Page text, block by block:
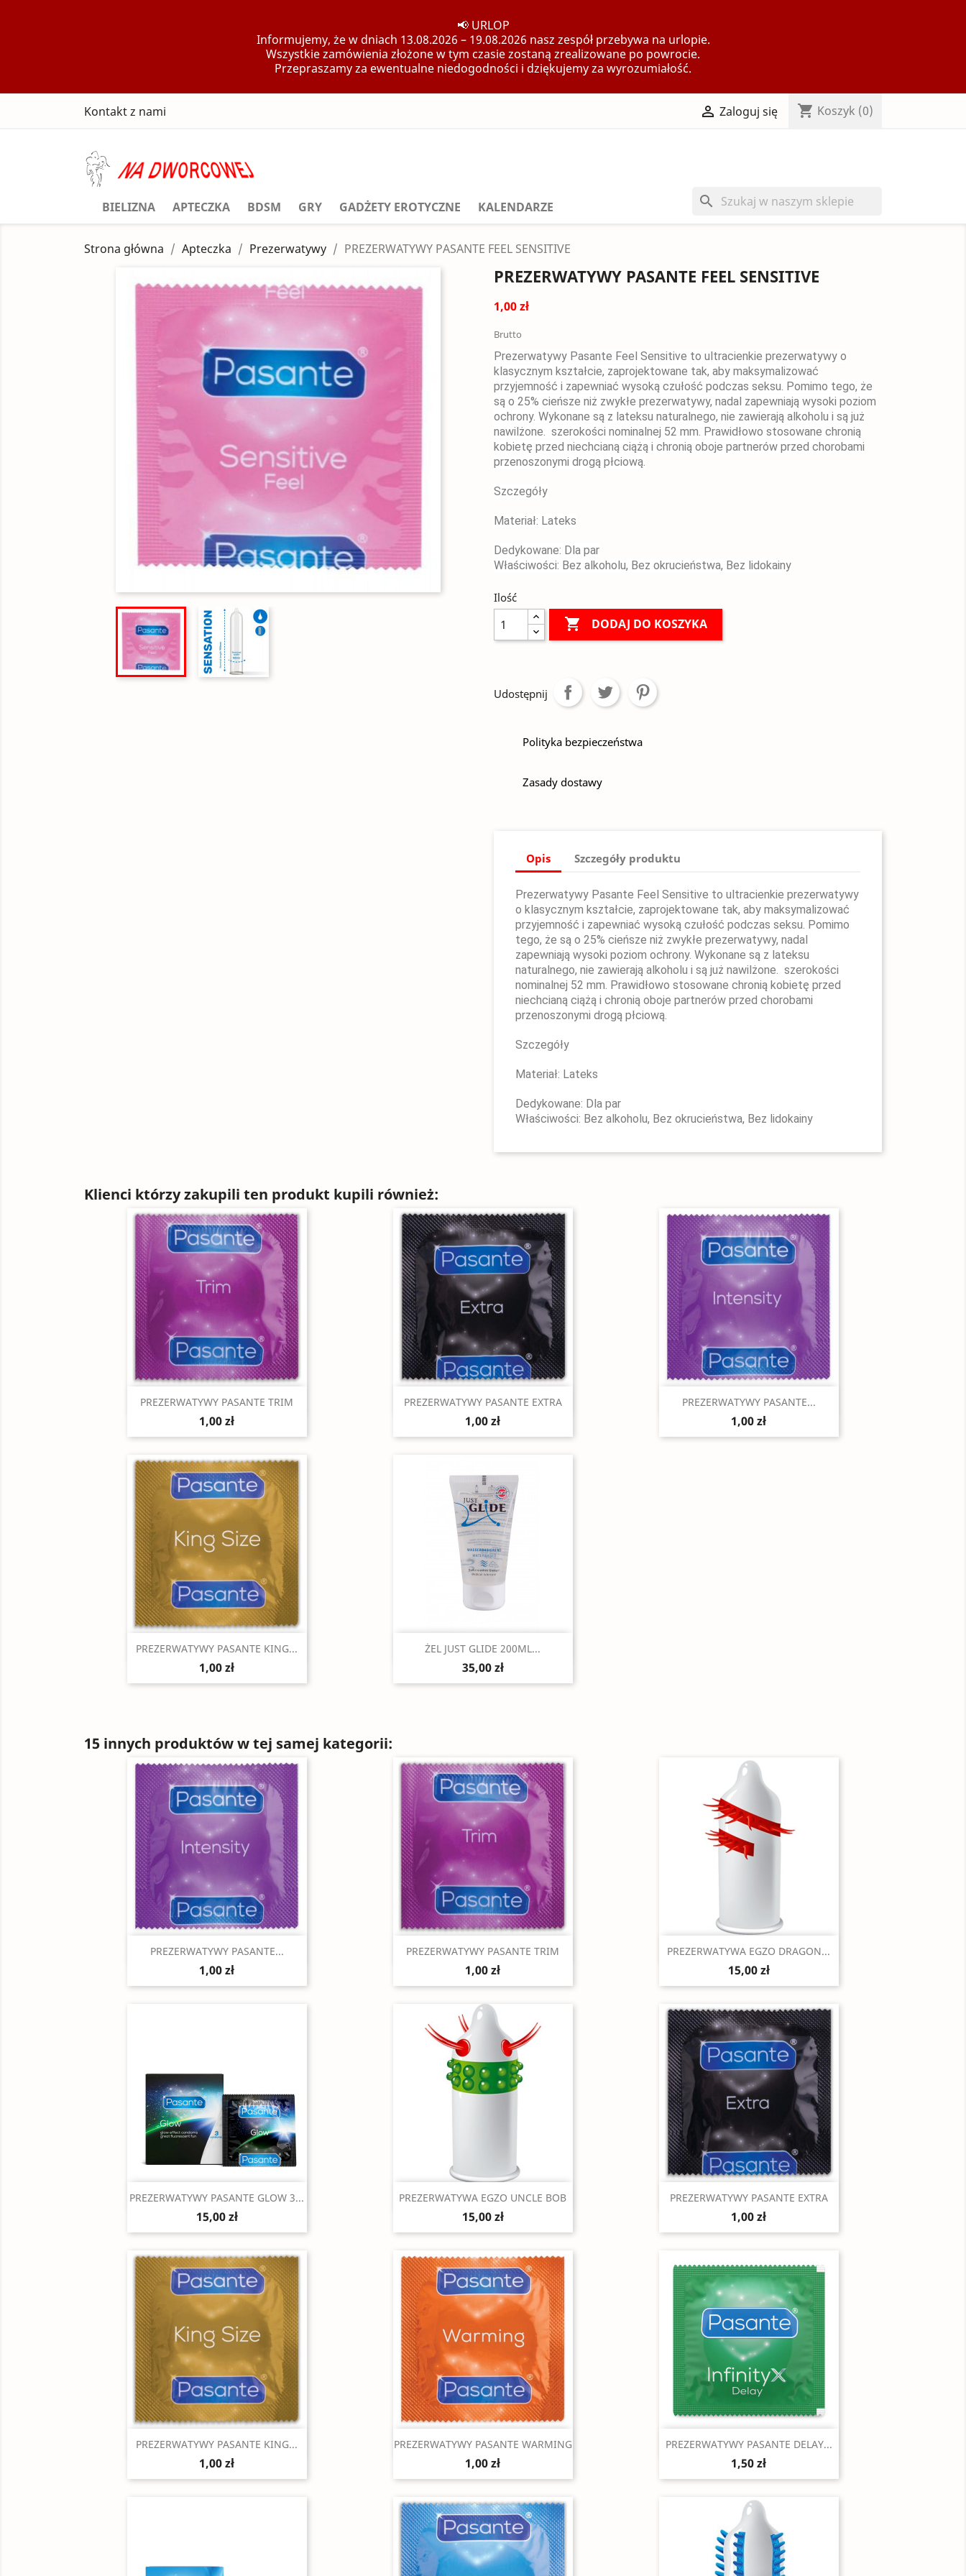
📢 URLOP
Informujemy, że w dniach 13.08.2026 – 19.08.2026 nasz zespół przebywa na urlopie.
Wszystkie zamówienia złożone w tym czasie zostaną zrealizowane po powrocie.
Przepraszamy za ewentualne niedogodności i dziękujemy za wyrozumiałość.
Kontakt z nami  Zaloguj się shopping_cart Koszyk (0)
BIELIZNA APTECZKA BDSM GRY GADŻETY EROTYCZNE KALENDARZE search
Strona główna Apteczka Prezerwatywy PREZERWATYWY PASANTE FEEL SENSITIVE
PREZERWATYWY PASANTE FEEL SENSITIVE
1,00 zł
Brutto
Prezerwatywy Pasante Feel Sensitive to ultracienkie prezerwatywy o
klasycznym kształcie, zaprojektowane tak, aby maksymalizować
przyjemność i zapewniać wysoką czułość podczas seksu. Pomimo tego, że
są o 25% cieńsze niż zwykłe prezerwatywy, nadal zapewniają wysoki poziom
ochrony. Wykonane są z lateksu naturalnego, nie zawierają alkoholu i są już
nawilżone. szerokości nominalnej 52 mm. Prawidłowo stosowane chronią
kobietę przed niechcianą ciążą i chronią oboje partnerów przed chorobami
przenoszonymi drogą płciową.
Szczegóły
Materiał: Lateks
Dedykowane: Dla par
Właściwości: Bez alkoholu, Bez okrucieństwa, Bez lidokainy
Ilość
 DODAJ DO KOSZYKA
Udostępnij
Polityka bezpieczeństwa
Zasady dostawy
Opis Szczegóły produktu
Prezerwatywy Pasante Feel Sensitive to ultracienkie prezerwatywy
o klasycznym kształcie, zaprojektowane tak, aby maksymalizować
przyjemność i zapewniać wysoką czułość podczas seksu. Pomimo
tego, że są o 25% cieńsze niż zwykłe prezerwatywy, nadal
zapewniają wysoki poziom ochrony. Wykonane są z lateksu
naturalnego, nie zawierają alkoholu i są już nawilżone. szerokości
nominalnej 52 mm. Prawidłowo stosowane chronią kobietę przed
niechcianą ciążą i chronią oboje partnerów przed chorobami
przenoszonymi drogą płciową.
Szczegóły
Materiał: Lateks
Dedykowane: Dla par
Właściwości: Bez alkoholu, Bez okrucieństwa, Bez lidokainy
Klienci którzy zakupili ten produkt kupili również:
Szybki podgląd
PREZERWATYWY PASANTE TRIM
1,00 zł
Szybki podgląd
PREZERWATYWY PASANTE EXTRA
1,00 zł
Szybki podgląd
PREZERWATYWY PASANTE...
1,00 zł
Szybki podgląd
PREZERWATYWY PASANTE KING...
1,00 zł
Szybki podgląd
ŻEL JUST GLIDE 200ML...
35,00 zł
15 innych produktów w tej samej kategorii:
Szybki podgląd
PREZERWATYWY PASANTE...
1,00 zł
Szybki podgląd
PREZERWATYWY PASANTE TRIM
1,00 zł
Szybki podgląd
PREZERWATYWA EGZO DRAGON...
15,00 zł
Szybki podgląd
PREZERWATYWY PASANTE GLOW 3...
15,00 zł
Szybki podgląd
PREZERWATYWA EGZO UNCLE BOB
15,00 zł
Szybki podgląd
PREZERWATYWY PASANTE EXTRA
1,00 zł
Szybki podgląd
PREZERWATYWY PASANTE KING...
1,00 zł
Szybki podgląd
PREZERWATYWY PASANTE WARMING
1,00 zł
Szybki podgląd
PREZERWATYWY PASANTE DELAY...
1,50 zł